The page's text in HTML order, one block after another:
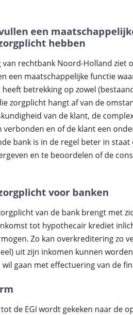
een
hebben
rechtbank Noord-Holland ziet
een maatschappelijke functie
heeft betrekking op zowel
zorgplicht hangt af van de
van de klant, de
verbonden en of de klant een
bank is in de regel beter in
en te beoordelen of de
voor banken
van de bank brengt met
tot hypothecair krediet
Zo kan overkreditering zo
uit zijn inkomen kunnen
gaan met effectuering van de
de EGI wordt gekeken naar de